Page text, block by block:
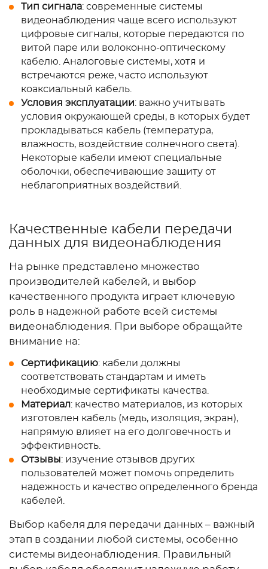
Тип сигнала: современные системы
видеонаблюдения чаще всего используют
цифровые сигналы, которые передаются по
витой паре или волоконно-оптическому
кабелю. Аналоговые системы, хотя и
встречаются реже, часто используют
коаксиальный кабель.
Условия эксплуатации: важно учитывать
условия окружающей среды, в которых будет
прокладываться кабель (температура,
влажность, воздействие солнечного света).
Некоторые кабели имеют специальные
оболочки, обеспечивающие защиту от
неблагоприятных воздействий.
Качественные кабели передачи
данных для видеонаблюдения
На рынке представлено множество
производителей кабелей, и выбор
качественного продукта играет ключевую
роль в надежной работе всей системы
видеонаблюдения. При выборе обращайте
внимание на:
Сертификацию: кабели должны
соответствовать стандартам и иметь
необходимые сертификаты качества.
Материал: качество материалов, из которых
изготовлен кабель (медь, изоляция, экран),
напрямую влияет на его долговечность и
эффективность.
Отзывы: изучение отзывов других
пользователей может помочь определить
надежность и качество определенного бренда
кабелей.
Выбор кабеля для передачи данных – важный
этап в создании любой системы, особенно
системы видеонаблюдения. Правильный